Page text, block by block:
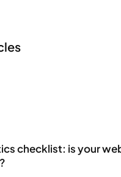
checklist: is your